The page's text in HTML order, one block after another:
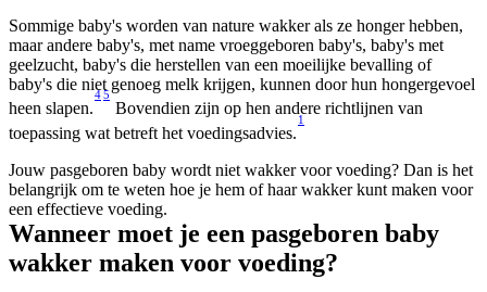
Sommige baby's worden van nature wakker als ze honger hebben,
maar andere baby's, met name vroeggeboren baby's, baby's met
geelzucht, baby's die herstellen van een moeilijke bevalling of
baby's die niet genoeg melk krijgen, kunnen door hun hongergevoel
heen slapen.
45
Bovendien zijn op hen andere richtlijnen van
toepassing wat betreft het voedingsadvies.
1
Jouw pasgeboren baby wordt niet wakker voor voeding? Dan is het
belangrijk om te weten hoe je hem of haar wakker kunt maken voor
een effectieve voeding.
Wanneer moet je een pasgeboren baby
wakker maken voor voeding?